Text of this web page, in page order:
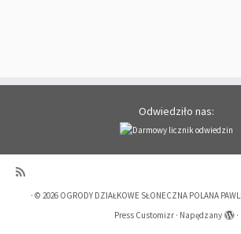
Odwiedziło nas:
· © 2026 OGRODY DZIAŁKOWE SŁONECZNA POLANA
Press Customizr · Napędzany ·